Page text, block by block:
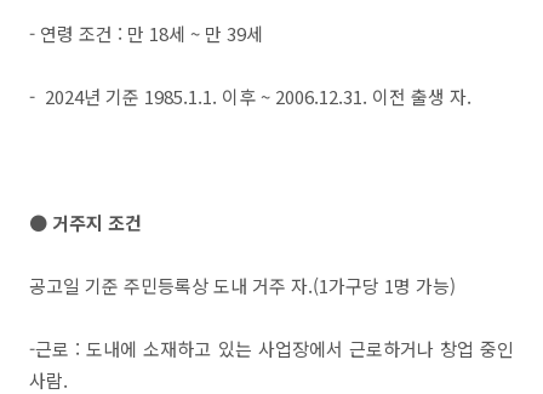
- 연령 조건 : 만 18세 ~ 만 39세
- 2024년 기준 1985.1.1. 이후 ~ 2006.12.31. 이전 출생 자.
● 거주지 조건
공고일 기준 주민등록상 도내 거주 자.(1가구당 1명 가능)
-근로 : 도내에 소재하고 있는 사업장에서 근로하거나 창업 중인
사람.